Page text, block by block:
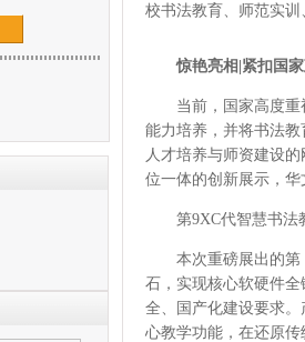
校书法教育、师范实
惊艳亮相|紧扣国
当前，国家高度重视
能力培养，并将书法
人才培养与师资建设
位一体的创新展示，
第9XC代智慧书法
本次重磅展出的第
石，实现核心软硬件
全、国产化建设要求
心教学功能，在还原